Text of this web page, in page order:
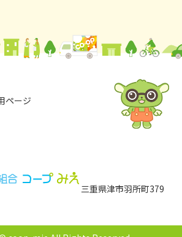
三重県津市⽻所町379
ページ